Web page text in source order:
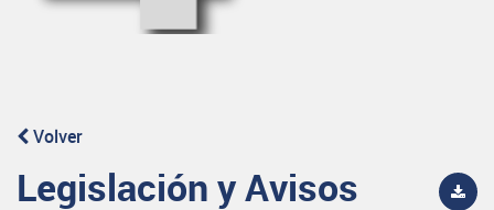
Volver
Legislación y Avisos